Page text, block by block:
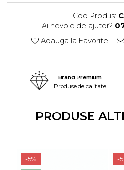
Cod Produs:
Ai nevoie de ajutor?
Adauga la Favorite
Brand Premium
Produse de calitate
PRODUSE
-5%
-